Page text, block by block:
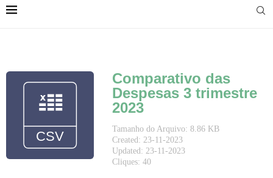
Comparativo das
Despesas 3 trimestre
2023
Tamanho do Arquivo: 8.86 KB
Created: 23-11-2023
Updated: 23-11-2023
Cliques: 40